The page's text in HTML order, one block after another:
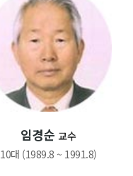
임경순 교수
10대 (1989.8 ~ 1991.8)